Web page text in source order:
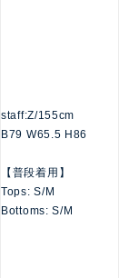
staff:Z/155cm
B79 W65.5 H86
【普段着用】
Tops: S/M
Bottoms: S/M